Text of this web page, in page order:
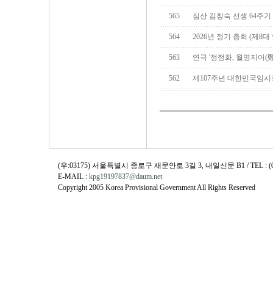
565 심산 김창숙 선생 64주
564 2026년 정기 총회 (제8
563 연극 '정정화, 월영지어(
562 제107주년 대한민국임
(우:03175) 서울특별시 종로구 새문안로 3길 3, 내일신문 B1 / TEL :
E-MAIL : kpg19197837@daum.net
Copyright 2005 Korea Provisional Government All Rights Reserved